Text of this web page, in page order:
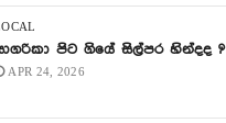
පිට ගියේ සිල්පර හින්දද ?
APR 24, 2026